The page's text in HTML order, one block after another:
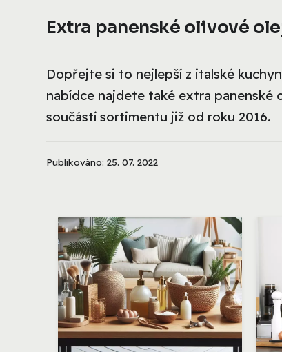
Extra panenské olivové
Dopřejte si to nejlepší z italské
nabídce najdete také extra panenské
součástí sortimentu již od roku 2016.
Publikováno: 25. 07. 2022